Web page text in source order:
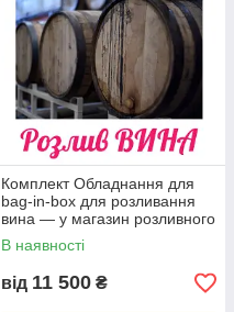
Комплект Обладнання для
bag-in-box для розливання
вина — у магазин розливного
вина
В наявності
від 11 500 ₴